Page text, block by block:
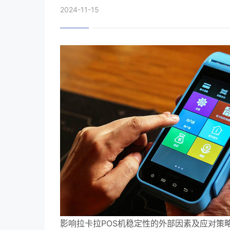
2024-11-15
影响拉卡拉POS机稳定性的外部因素及应对策